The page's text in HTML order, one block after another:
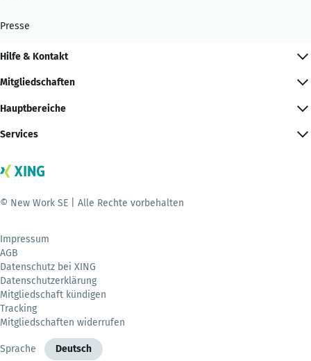
Presse
Hilfe & Kontakt
Mitgliedschaften
Hauptbereiche
Services
© New Work SE | Alle Rechte vorbehalten
Impressum
AGB
Datenschutz bei XING
Datenschutzerklärung
Mitgliedschaft kündigen
Tracking
Mitgliedschaften widerrufen
Sprache Deutsch